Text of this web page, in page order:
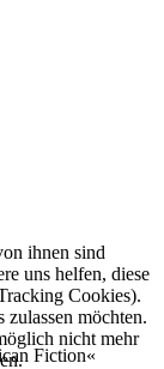
Fiction«
ihnen sind
uns helfen, diese
Cookies).
zulassen möchten.
nicht mehr